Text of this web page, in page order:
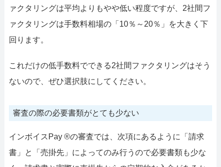
ァクタリングは平均よりもやや低い程度ですが、2社間フ
ァクタリングは手数料相場の「10％～20％」を大きく下
回ります。
これだけの低手数料でできる2社間ファクタリングはそう
ないので、ぜひ選択肢にしてください。
審査の際の必要書類がとても少ない
インボイスPay ®の審査では、次項にあるように「請求
書」と「売掛先」によってのみ行うので必要書類も少な